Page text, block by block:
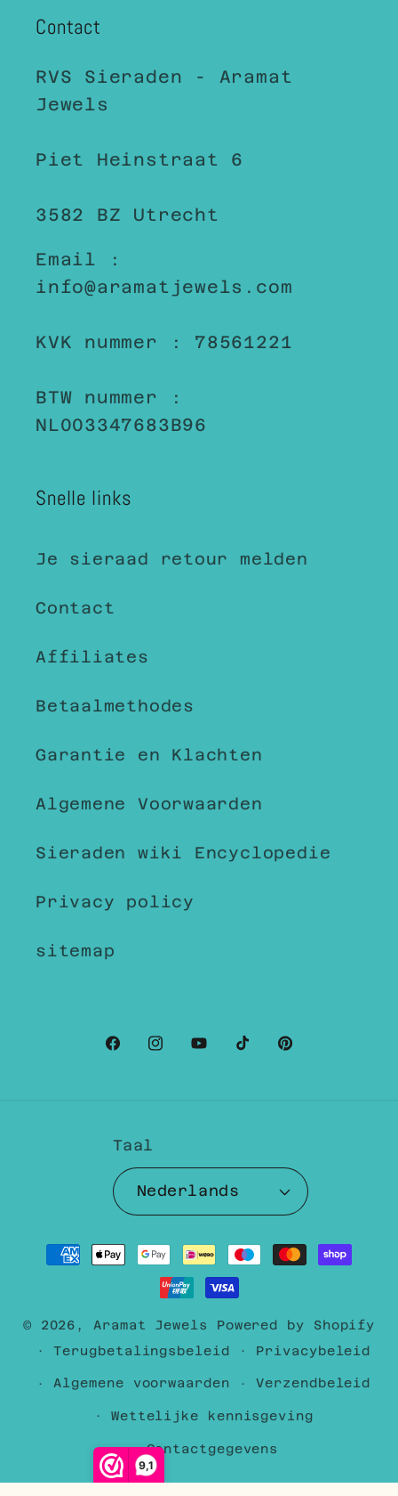
9,1
Contact
RVS Sieraden - Aramat
Jewels
Piet Heinstraat 6
3582 BZ Utrecht
Email :
info@aramatjewels.com
KVK nummer : 78561221
BTW nummer :
NL003347683B96
Snelle links
Je sieraad retour melden
Contact
Affiliates
Betaalmethodes
Garantie en Klachten
Algemene Voorwaarden
Sieraden wiki Encyclopedie
Privacy policy
sitemap
Facebook
Instagram
YouTubeTikTokPinterest
Taal
Nederlands
Betaalmethoden
© 2026, Aramat Jewels Powered by Shopify
Terugbetalingsbeleid
Privacybeleid
Algemene voorwaarden Verzendbeleid
Wettelijke kennisgeving
Contactgegevens